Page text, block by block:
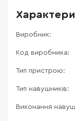
Виробник:
Код виробника:
Тип пристрою:
Тип навушників:
Виконання